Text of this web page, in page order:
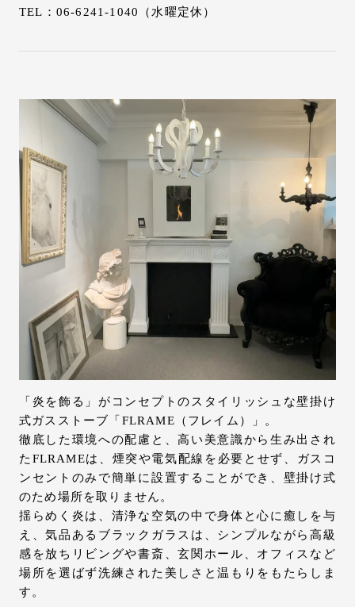
TEL：06-6241-1040（水曜定休）
「炎を飾る」がコンセプトのスタイリッシュな壁掛け
式ガスストーブ「FLRAME（フレイム）」。
徹底した環境への配慮と、高い美意識から生み出され
たFLRAMEは、煙突や電気配線を必要とせず、ガスコ
ンセントのみで簡単に設置することができ、壁掛け式
のため場所を取りません。
揺らめく炎は、清浄な空気の中で身体と心に癒しを与
え、気品あるブラックガラスは、シンプルながら高級
感を放ちリビングや書斎、玄関ホール、オフィスなど
場所を選ばず洗練された美しさと温もりをもたらしま
す。